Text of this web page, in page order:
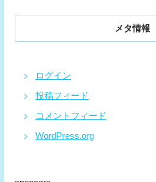
メタ情報
ログイン
投稿フィード
コメントフィード
WordPress.org